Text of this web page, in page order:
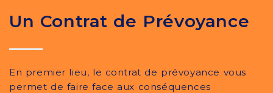
Un Contrat de Prévoyance
En premier lieu, le contrat de prévoyance vous
permet de faire face aux conséquences